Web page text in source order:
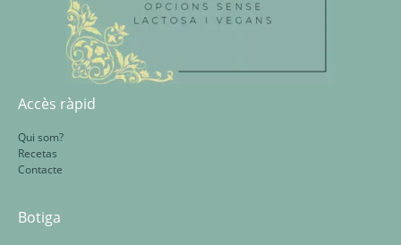
Accès ràpid
Qui som?
Recetas
Contacte
Botiga